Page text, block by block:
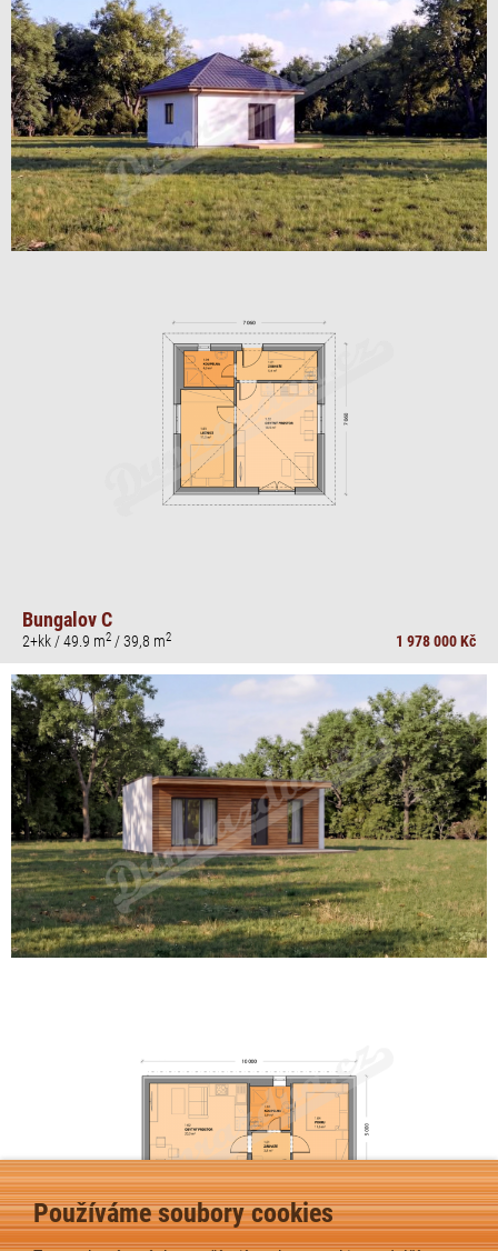
Používáme soubory cookies
Bungalov C
2+kk / 49.9 m2 / 39,8 m2 1 978 000 Kč